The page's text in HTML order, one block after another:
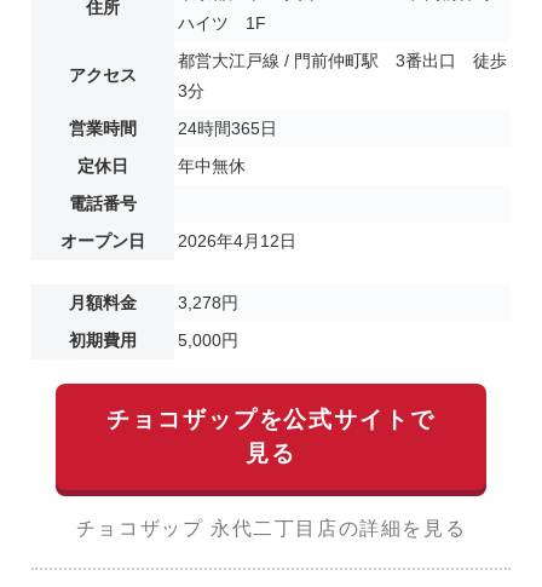
住所
ハイツ 1F
アクセス
都営大江戸線 / 門前仲町駅 3番出口 徒歩
3分
営業時間
24時間365日
定休日
年中無休
電話番号
オープン日
2026年4月12日
月額料金
3,278円
初期費用
5,000円
チョコザップを公式サイトで
見る
チョコザップ 永代二丁目店の詳細を見る